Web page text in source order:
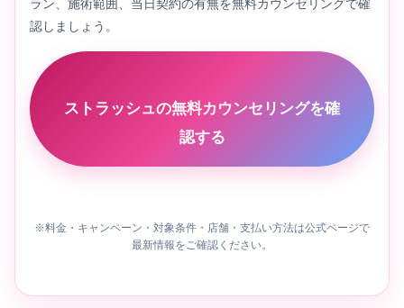
ラン、施術範囲、当日契約の有無を無料カウンセリングで確
認しましょう。
ストラッシュの無料カウンセリングを確
認する
※料金・キャンペーン・対象条件・店舗・支払い方法は公式ページで
最新情報をご確認ください。